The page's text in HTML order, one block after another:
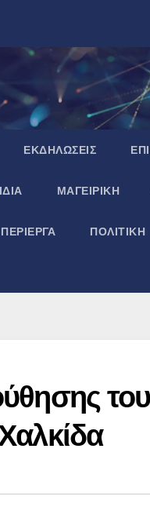
ΕΚΔΗΛΩΣΕΙΣ
ΜΑΓΕΙΡΙΚΗ
ΠΕΡΙΕΡΓΑ ΠΟΛΙΤΙΚΗ
του